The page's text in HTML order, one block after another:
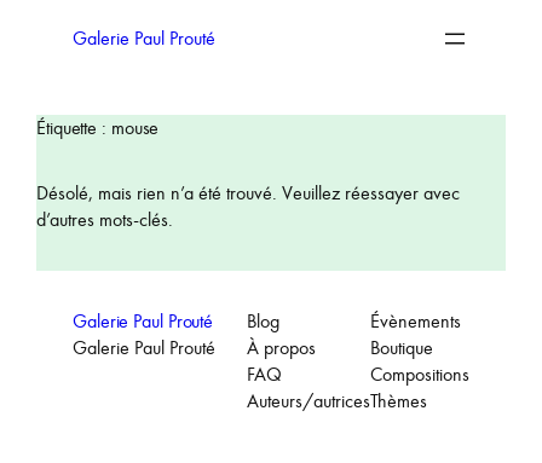
Galerie Paul Prouté
Étiquette : mouse
Désolé, mais rien n’a été trouvé. Veuillez réessayer avec
d’autres mots-clés.
Galerie Paul Prouté
Galerie Paul Prouté
Blog
À propos
FAQ
Auteurs/autrices
Évènements
Boutique
Compositions
Thèmes